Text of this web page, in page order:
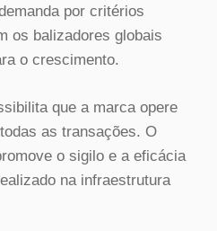
por critérios
os balizadores globais
o crescimento.
que a marca opere
as transações. O
o sigilo e a eficácia
na infraestrutura